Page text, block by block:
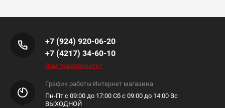
+7 (924) 920-06-20
+7 (4217) 34-60-10
Вам перезвонить?
График работы Интернет магазина
Пн-Пт с 09:00 до 17:00 Сб с 09:00 до 14:00 Вс
ВЫХОДНОЙ